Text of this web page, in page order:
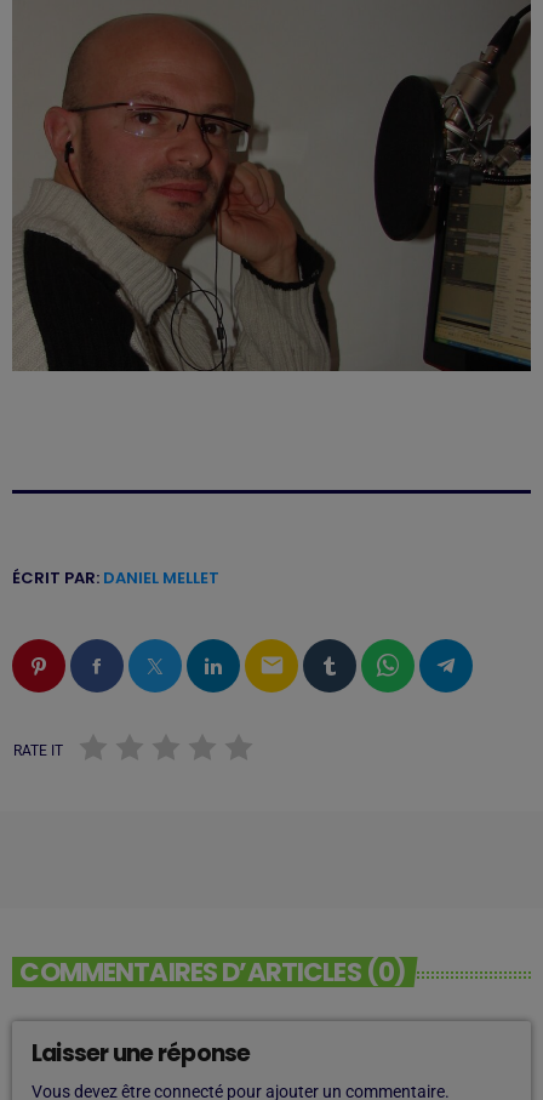
ÉCRIT PAR: DANIEL MELLET
email
RATE IT
COMMENTAIRES D’ARTICLES (0)
Laisser une réponse
Vous devez être connecté pour ajouter un commentaire.